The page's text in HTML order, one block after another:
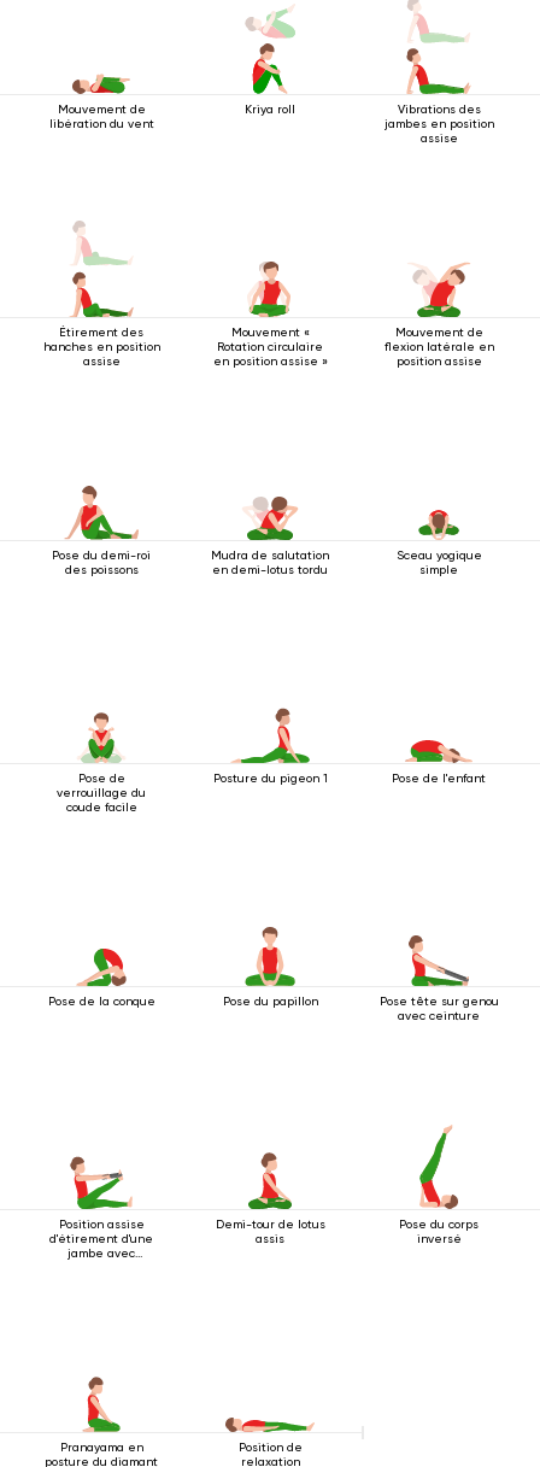
Mouvement de
libération du vent
Kriya roll
Vibrations des
jambes en position
assise
Étirement des
hanches en position
assise
Mouvement «
Rotation circulaire
en position assise »
Mouvement de
flexion latérale en
position assise
Pose du demi-roi
des poissons
Mudra de salutation
en demi-lotus tordu
Sceau yogique
simple
Pose de
verrouillage du
coude facile
Posture du pigeon 1 Pose de l'enfant
Pose de la conque Pose du papillon
Pose tête sur genou
avec ceinture
Position assise
d'étirement d'une
jambe avec
Demi-tour de lotus
assis
Pose du corps
inversé
Pranayama en
posture du diamant
Position de
relaxation